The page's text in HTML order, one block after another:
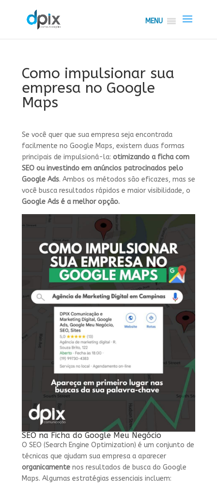
MENU
Como impulsionar sua
empresa no Google
Maps
Se você quer que sua empresa seja encontrada
facilmente no Google Maps, existem duas formas
principais de impulsioná-la: otimizando a ficha com
SEO ou investindo em anúncios patrocinados pelo
Google Ads. Ambos os métodos são eficazes, mas se
você busca resultados rápidos e maior visibilidade, o
Google Ads é a melhor opção.
SEO na Ficha do Google Meu Negócio
O SEO (Search Engine Optimization) é um conjunto de
técnicas que ajudam sua empresa a aparecer
organicamente nos resultados de busca do Google
Maps. Algumas estratégias essenciais incluem: